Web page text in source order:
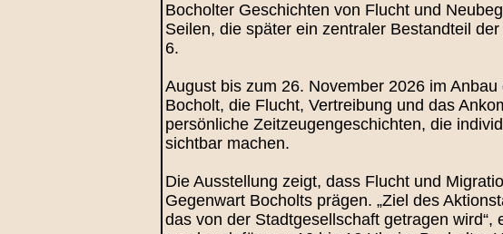
Bocholter Geschichten von Flucht und
Seilen, die später ein zentraler Bestandteil
6.
August bis zum 26. November 2026 im
Bocholt, die Flucht, Vertreibung und das
persönliche Zeitzeugengeschichten, die
sichtbar machen.
Die Ausstellung zeigt, dass Flucht und
Gegenwart Bocholts prägen. „Ziel des
das von der Stadtgesellschaft getragen